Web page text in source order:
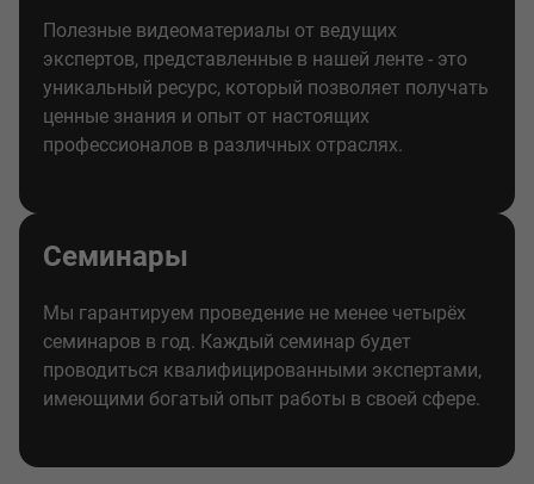
Полезные видеоматериалы от ведущих
экспертов, представленные в нашей ленте - это
уникальный ресурс, который позволяет получать
ценные знания и опыт от настоящих
профессионалов в различных отраслях.
Семинары
Мы гарантируем проведение не менее четырёх
семинаров в год. Каждый семинар будет
проводиться квалифицированными экспертами,
имеющими богатый опыт работы в своей сфере.